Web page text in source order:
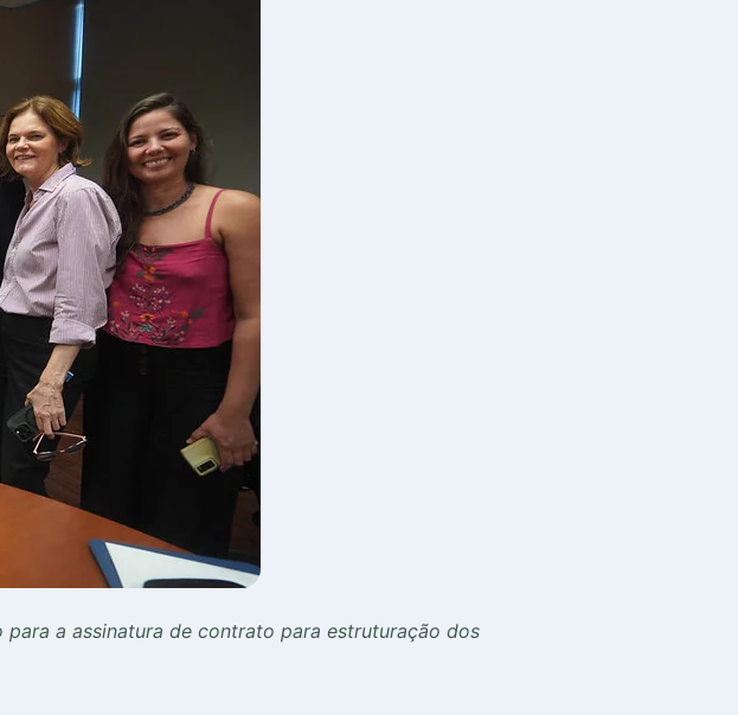
a assinatura de contrato para estruturação dos